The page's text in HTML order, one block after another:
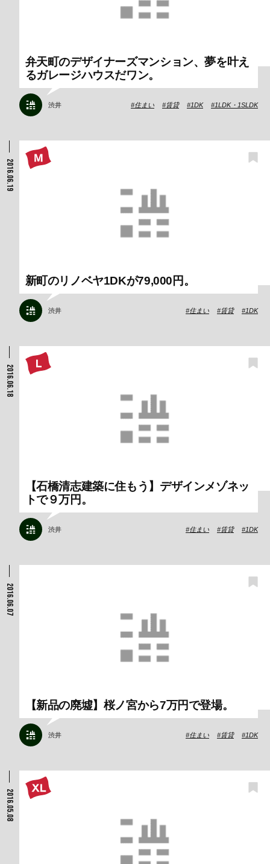
弁天町のデザイナーズマンション、夢を叶え
るガレージハウスだワン。
渋井 住まい 賃貸 1DK 1LDK・1SLDK
2016.06.19
新町のリノベヤ1DKが79,000円。
渋井 住まい 賃貸 1DK
2016.06.18
【石橋清志建築に住もう】デザインメゾネッ
トで９万円。
渋井 住まい 賃貸 1DK
2016.06.07
【新品の廃墟】桜ノ宮から7万円で登場。
渋井 住まい 賃貸 1DK
2016.05.08